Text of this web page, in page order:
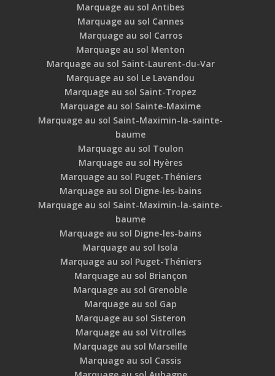
Marquage au sol Antibes
Marquage au sol Cannes
Marquage au sol Carros
Marquage au sol Menton
Marquage au sol Saint-Laurent-du-Var
Marquage au sol Le Lavandou
Marquage au sol Saint-Tropez
Marquage au sol Sainte-Maxime
Marquage au sol Saint-Maximin-la-sainte-
baume
Marquage au sol Toulon
Marquage au sol Hyères
Marquage au sol Puget-Théniers
Marquage au sol Digne-les-bains
Marquage au sol Saint-Maximin-la-sainte-
baume
Marquage au sol Digne-les-bains
Marquage au sol Isola
Marquage au sol Puget-Théniers
Marquage au sol Briançon
Marquage au sol Grenoble
Marquage au sol Gap
Marquage au sol Sisteron
Marquage au sol Vitrolles
Marquage au sol Marseille
Marquage au sol Cassis